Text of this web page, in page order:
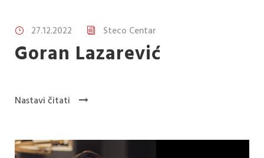
27.12.2022 Steco Centar
Goran Lazarević
Nastavi čitati